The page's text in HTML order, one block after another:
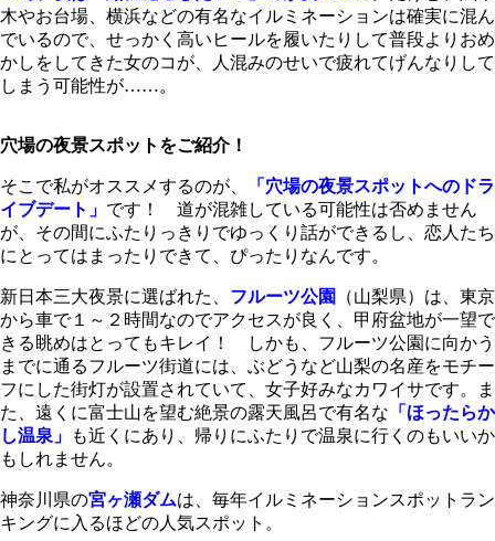
木やお台場、横浜などの有名なイルミネーションは確実に混ん
でいるので、せっかく高いヒールを履いたりして普段よりおめ
かしをしてきた女のコが、人混みのせいで疲れてげんなりして
しまう可能性が……。
穴場の夜景スポットをご紹介！
そこで私がオススメするのが、
「穴場の夜景スポットへのドラ
イブデート」 です！ 道が混雑している可能性は否めません
が、その間にふたりっきりでゆっくり話ができるし、恋人たち
にとってはまったりできて、ぴったりなんです。
新日本三大夜景に選ばれた、 フルーツ公園
（山梨県）は、東京
から車で１～２時間なのでアクセスが良く、甲府盆地が一望で
きる眺めはとってもキレイ！ しかも、フルーツ公園に向かう
までに通るフルーツ街道には、ぶどうなど山梨の名産をモチー
フにした街灯が設置されていて、女子好みなカワイサです。ま
た、遠くに富士山を望む絶景の露天風呂で有名な 「ほったらか
し温泉」
も近くにあり、帰りにふたりで温泉に行くのもいいか
もしれません。
神奈川県の宮ヶ瀬ダムは、毎年イルミネーションスポットラン
キングに入るほどの人気スポット。